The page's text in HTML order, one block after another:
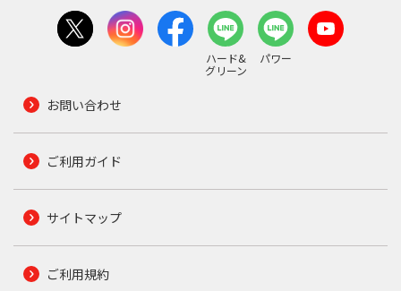
ハード&
グリーン
パワー
お問い合わせ
ご利用ガイド
サイトマップ
ご利用規約